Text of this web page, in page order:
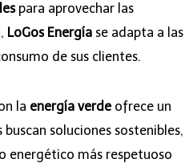
para aprovechar las
LoGos Energía se adapta a las
de sus clientes.
la energía verdeofrece un
soluciones sostenibles,
energético más respetuoso